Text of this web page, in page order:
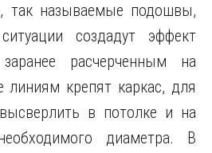
так называемые подошвы,
создадут эффект
расчерченным на
линиям крепят каркас, для
в потолке и на
диаметра. В